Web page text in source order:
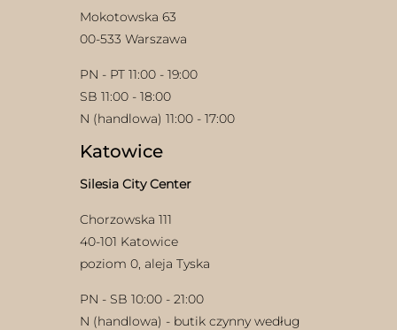
Mokotowska 63
00-533 Warszawa
PN - PT 11:00 - 19:00
SB 11:00 - 18:00
N (handlowa) 11:00 - 17:00
Katowice
Silesia City Center
Chorzowska 111
40-101 Katowice
poziom 0, aleja Tyska
PN - SB 10:00 - 21:00
N (handlowa) - butik czynny według